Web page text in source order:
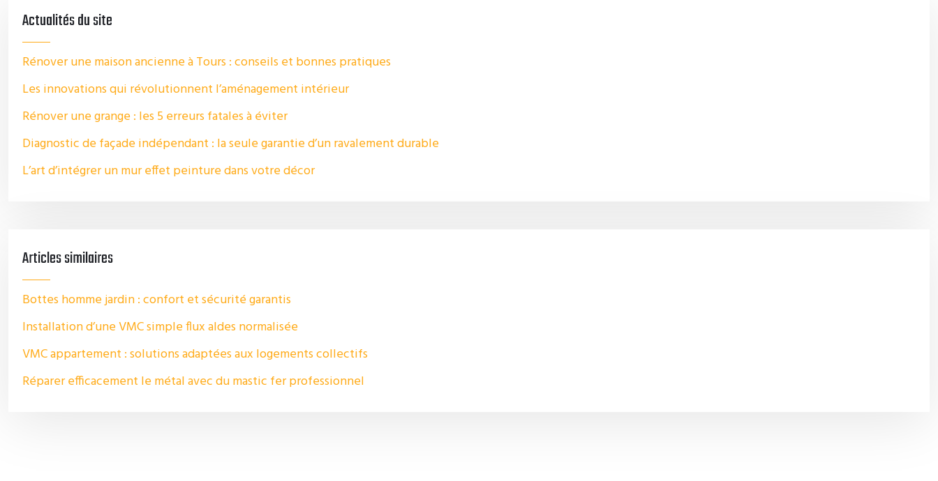
Actualités du site
Rénover une maison ancienne à Tours : conseils et bonnes pratiques
Les innovations qui révolutionnent l’aménagement intérieur
Rénover une grange : les 5 erreurs fatales à éviter
Diagnostic de façade indépendant : la seule garantie d’un ravalement durable
L’art d’intégrer un mur effet peinture dans votre décor
Articles similaires
Bottes homme jardin : confort et sécurité garantis
Installation d’une VMC simple flux aldes normalisée
VMC appartement : solutions adaptées aux logements collectifs
Réparer efficacement le métal avec du mastic fer professionnel